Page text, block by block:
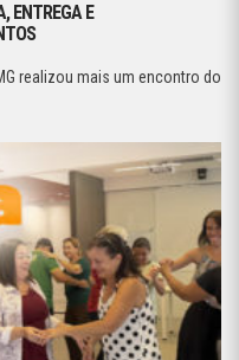
ENTREGA E
realizou mais um encontro do